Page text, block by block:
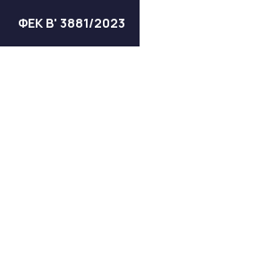
ΦΕΚ Β' 3881/2023